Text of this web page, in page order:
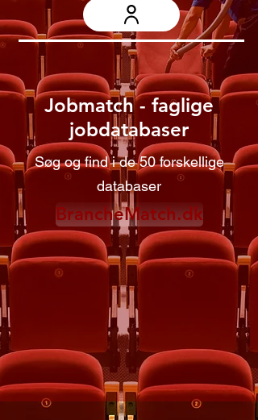
Jobmatch - faglige
jobdatabaser
Søg og find i de 50 forskellige
databaser
BrancheMatch.dk